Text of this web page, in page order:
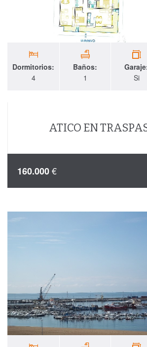
Dormitorios:
4
Baños:
1
Si
ATICO EN
160.000€